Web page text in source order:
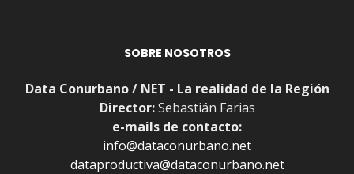
SOBRE NOSOTROS
Data Conurbano / NET - La realidad de la Región
Director:Sebastián Farias
e-mails de contacto:
info@dataconurbano.net
dataproductiva@dataconurbano.net